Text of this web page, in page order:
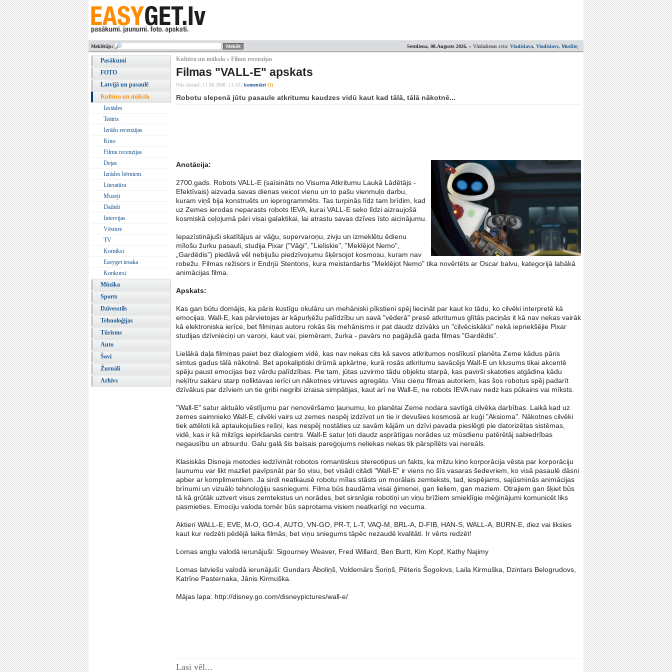
Sestdiena, 08.Augusts 2026. » Vārdadienas svin: Vladislava, Vladislavs, Mudīte;
Meklētājs:
Pasākumi
FOTO
Latvijā un pasaulē
Kultūra un māksla
Izstādes
Teātris
Izrāžu recenzijas
Kino
Filmu recenzijas
Dejas
Izrādes bērniem
Literatūra
Muzeji
Dažādi
Intervijas
Vēsture
TV
Komiksi
Easyget iesaka
Konkursi
Mūzika
Sports
Dzīvesstils
Tehnoloģijas
Tūrisms
Auto
Šovi
Žurnāli
Arhīvs
Kultūra un māksla » Filmu recenzijas
Filmas "VALL-E" apskats
Nils Auziņš, 11.08.2008. 11:10 komentāri (3)
Robotu slepenā jūtu pasaule atkritumu kaudzes vidū kaut kad tālā, tālā nākotnē...
Anotācija:
2700.gads. Robots VALL-E (saīsināts no Visuma Atkritumu Laukā Lādētājs -
Efektīvais) aizvada savas dienas veicot vienu un to pašu vienmuļo darbu,
kuram viņš bija konstruēts un ieprogrammēts. Tas turpinās līdz tam brīdim, kad
uz Zemes ierodas neparasts robots IEVA, kurai VALL-E seko līdzi aizraujošā
kosmiskā ceļojumā pāri visai galaktikai, lai atrastu savas dzīves īsto aicinājumu.
Iepazīstinājuši skatītājus ar vāģu, supervaroņu, zivju un izmeklētu ēdienu
mīlošu žurku pasauli, studija Pixar ("Vāģi", "Lieliskie", "Meklējot Nemo",
„Gardēdis”) piedāvā vēl nebijušu piedzīvojumu šķērsojot kosmosu, kuram nav
robežu. Filmas režisors ir Endrjū Stentons, kura meistardarbs "Meklējot Nemo" tika novērtēts ar Oscar balvu, kategorijā labākā
animācijas filma.
Apskats:
Kas gan būtu domājis, ka pāris kustīgu okulāru un mehāniski pīkstieni spēj liecināt par kaut ko tādu, ko cilvēki interpretē kā
emocijas. Wall-E, kas pārvietojas ar kāpurķēžu palīdzību un savā "vēderā" presē atkritumus glītās paciņās it kā nav nekas vairāk
kā elektroniska ierīce, bet filmiņas autoru rokās šis mehānisms ir pat daudz dzīvāks un "cilvēciskāks" nekā iepriekšējie Pixar
studijas dzīvnieciņi un varoņi, kaut vai, piemēram, žurka - pavārs no pagājušā gada filmas "Gardēdis".
Lielākā daļa filmiņas paiet bez dialogiem vidē, kas nav nekas cits kā savos atkritumos noslīkusī planēta Zeme kādus pāris
simtus gadus tālā nākotnē. Bet apokaliptiski drūmā apkārtne, kurā rosās atkritumu savācējs Wall-E un klusums tikai akcentē
spēju paust emocijas bez vārdu palīdzības. Pie tam, jūtas uzvirmo tādu objektu starpā, kas pavirši skatoties atgādina kādu
neķītru sakaru starp noliktavas ierīci un nākotnes virtuves agregātu. Visu cieņu filmas autoriem, kas šos robotus spēj padarīt
dzīvākus par dzīviem un tie gribi negribi izraisa simpātijas, kaut arī ne Wall-E, ne robots IEVA nav nedz kas pūkains vai mīksts.
"Wall-E" satur aktuālo vēstījumu par nenovēršamo ļaunumu, ko planētai Zeme nodara savtīgā cilvēka darbības. Laikā kad uz
zemes saimnieko Wall-E, cilvēki vairs uz zemes nespēj izdzīvot un tie ir devušies kosmosā ar kuģi "Aksioma". Nākotnes cilvēki
tiek attēloti kā aptaukojušies rešņi, kas nespēj nostāties uz savām kājām un dzīvi pavada pieslēgti pie datorizētas sistēmas,
vidē, kas ir kā milzīgs iepirkšanās centrs. Wall-E satur ļoti daudz asprātīgas norādes uz mūsdienu patērētāj sabiedrības
negausību un absurdu. Galu galā šis baisais pareģojums neliekas nekas tik pārspīlēts vai nereāls.
Klasiskās Disneja metodes iedzīvināt robotos romantiskus stereotipus un fakts, ka milzu kino korporācija vēsta par korporāciju
ļaunumu var likt mazliet pavīpsnāt par šo visu, bet visādi citādi "Wall-E" ir viens no šīs vasaras šedevriem, ko visā pasaulē dāsni
apber ar komplimentiem. Ja sirdi neatkausē robotu mīlas stāsts un morālais zemteksts, tad, iespējams, sajūsminās animācijas
brīnumi un vizuālo tehnoloģiju sasniegumi. Filma būs baudāma visai ģimenei, gan lieliem, gan maziem. Otrajiem gan šķiet būs
tā kā grūtāk uztvert visus zemtekstus un norādes, bet sirsnīgie robotiņi un viņu brīžiem smieklīgie mēģinājumi komunicēt liks
pasmieties. Emociju valoda tomēr būs saprotama visiem neatkarīgi no vecuma.
Aktieri WALL-E, EVE, M-O, GO-4, AUTO, VN-GO, PR-T, L-T, VAQ-M, BRL-A, D-FIB, HAN-S, WALL-A, BURN-E, diez vai liksies
kaut kur redzēti pēdējā laika filmās, bet viņu sniegums tāpēc nezaudē kvalitāti. Ir vērts redzēt!
Lomas angļu valodā ierunājuši: Sigourney Weaver, Fred Willard, Ben Burtt, Kim Kopf, Kathy Najimy
Lomas latviešu valodā ierunājuši: Gundars Āboliņš, Voldemārs Šoriņš, Pēteris Šogolovs, Laila Kirmuška, Dzintars Belogrudovs,
Katrīne Pasternaka, Jānis Kirmuška.
Mājas lapa: http://disney.go.com/disneypictures/wall-e/
Lasi vēl...